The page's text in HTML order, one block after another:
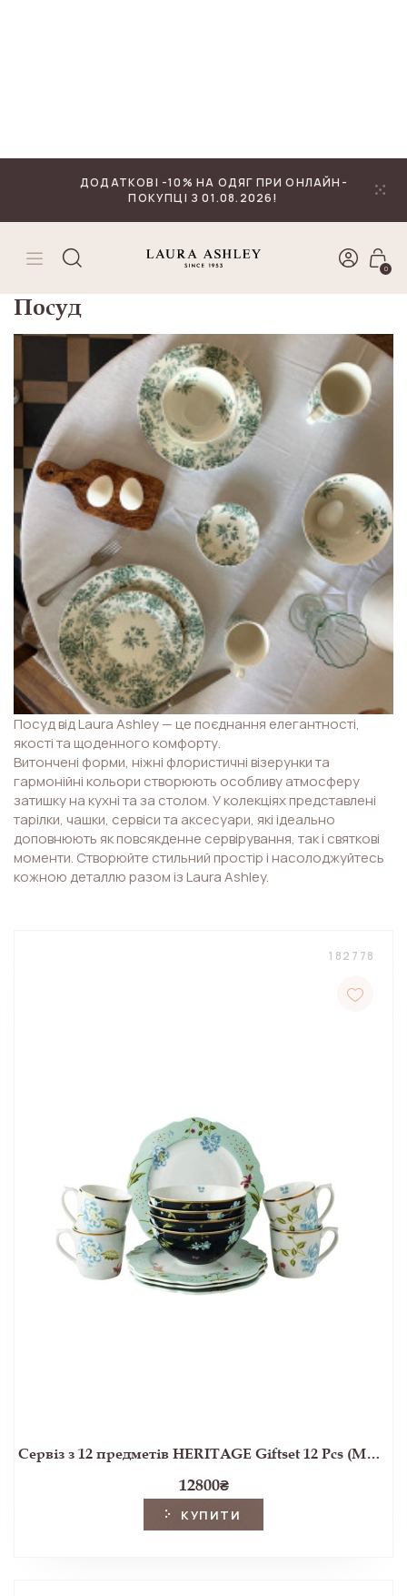
ПОСУД
Посуд
Посуд від Laura Ashley — це поєднання елегантності,
якості та щоденного комфорту.
Витончені форми, ніжні флористичні візерунки та
гармонійні кольори створюють особливу атмосферу
затишку на кухні та за столом. У колекціях представлені
тарілки, чашки, сервіси та аксесуари, які ідеально
доповнюють як повсякденне сервірування, так і святкові
моменти. Створюйте стильний простір і насолоджуйтесь
кожною деталлю разом із Laura Ashley.
182778
Сервіз з 12 предметів HERITAGE Giftset 12 Pcs (Multi)
12800₴
КУПИТИ